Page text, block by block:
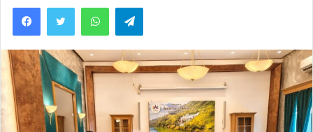
WhatsAppTelegram